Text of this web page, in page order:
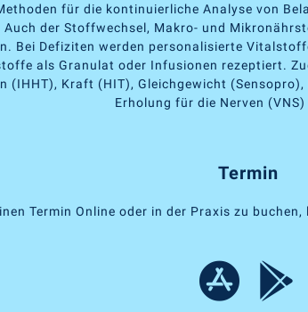
für die kontinuierliche Analyse von
Auch der Stoffwechsel, Makro- und
Bei Defiziten werden personalisierte
als Granulat oder Infusionen rezeptiert.
(IHHT), Kraft (HIT), Gleichgewicht
Erholung für die Nerven
Termin
Termin Online oder in der Praxis zu